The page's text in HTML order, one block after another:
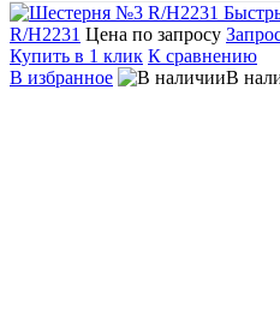
R/H2231 Цена по запросу
Купить в 1 клик К сравнению
В избранное
В